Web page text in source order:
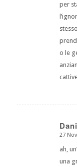
per
o le
27
ah,
una